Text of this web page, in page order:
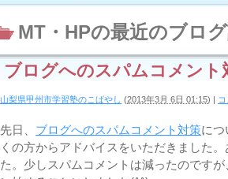
MT・HPの最近のブロ
ブログへのスパムコメント
山梨県甲州市学習塾のこばやし (2013年3月 6日 01:15) |
先日、 ブログへのスパムコメント対策につ
くの方からアドバイスをいただきました
た。少しスパムコメントは減ったのです